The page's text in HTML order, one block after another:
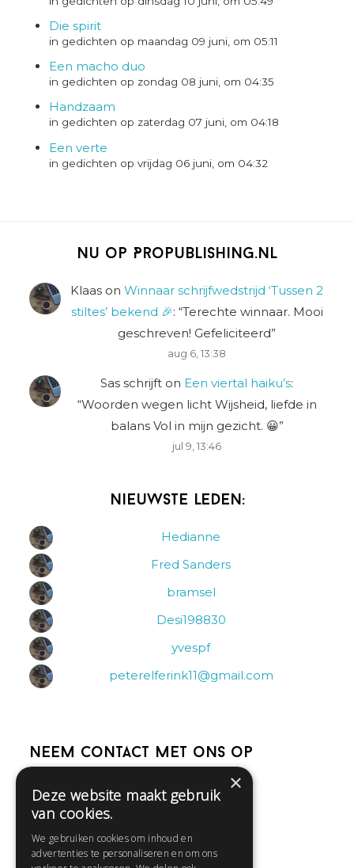
Die spirit
in gedichten op maandag 09 juni, om 05:11
Een macho duo
in gedichten op zondag 08 juni, om 04:35
Handzaam
in gedichten op zaterdag 07 juni, om 04:18
Een verte
in gedichten op vrijdag 06 juni, om 04:32
Nu op Propublishing.nl
Klaas on Winnaar schrijfwedstrijd ‘Tussen 2
stiltes’ bekend 🎉: “Terechte winnaar. Mooi
geschreven! Gefeliciteerd”
aug 6, 13:38
Sas schrijft on Een viertal haiku’s:
“Woorden wegen licht Wijsheid, liefde in
balans Vol in mijn gezicht. 😀”
jul 9, 13:46
Nieuwste leden:
Hedianne
Fred Sanders
bramsel
Desi198830
yvespf
peterelferink11@gmail.com
Neem contact met ons op
Help
Contact
Huisregels
×
Deze website maakt gebruik
van cookies.
We gebruiken cookies om inhoud en
advertenties te personaliseren en om ons